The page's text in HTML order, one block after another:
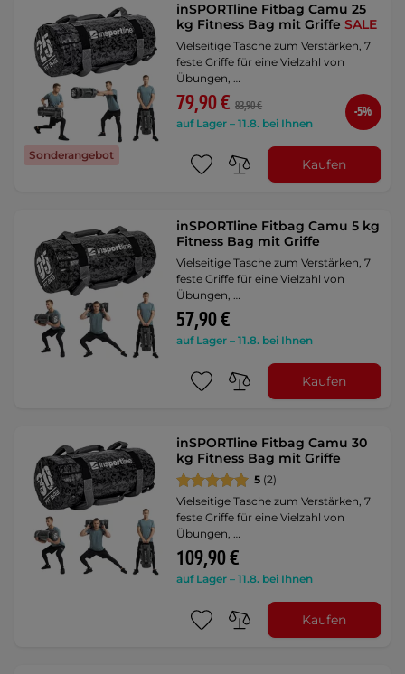
Sonderangebot
inSPORTline Fitbag Camu 25
kg Fitness Bag mit GriffeSALE
Vielseitige Tasche zum Verstärken, 7
feste Griffe für eine Vielzahl von
Übungen, …
79,90 € 83,90 €
auf Lager – 11.8. bei Ihnen
-5%
Kaufen
inSPORTline Fitbag Camu 5 kg
Fitness Bag mit Griffe
Vielseitige Tasche zum Verstärken, 7
feste Griffe für eine Vielzahl von
Übungen, …
57,90 €
auf Lager – 11.8. bei Ihnen
Kaufen
inSPORTline Fitbag Camu 30
kg Fitness Bag mit Griffe
5 (2)
Vielseitige Tasche zum Verstärken, 7
feste Griffe für eine Vielzahl von
Übungen, …
109,90 €
auf Lager – 11.8. bei Ihnen
Kaufen